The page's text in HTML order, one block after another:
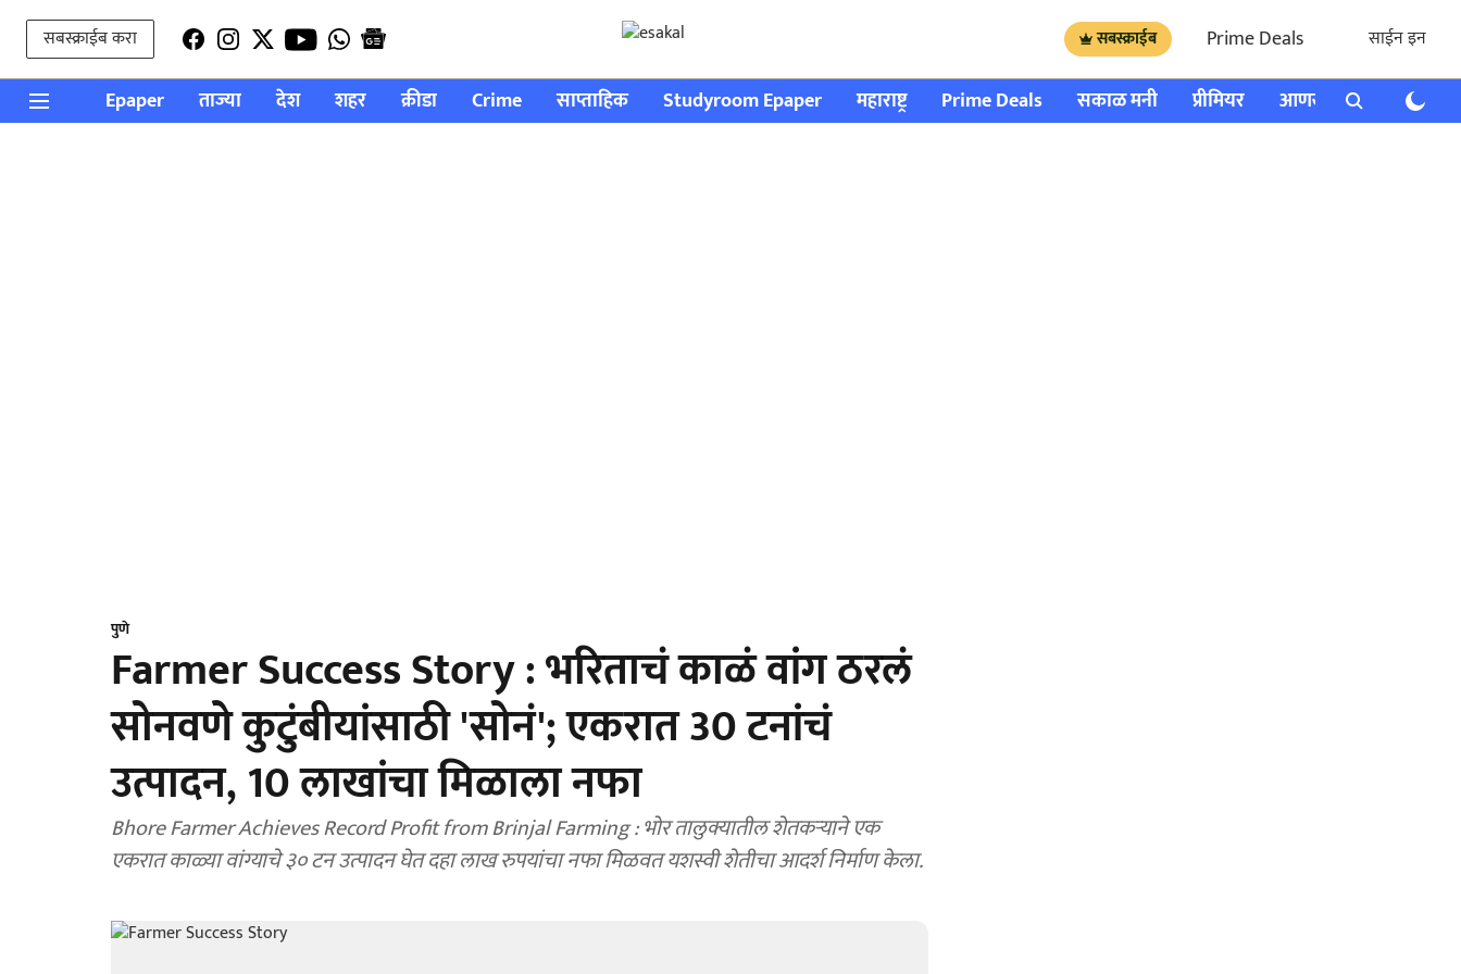
सबस्क्राईब करा सबस्क्राईब Prime Deals साईन इन
Epaper ताज्या देश शहर क्रीडा Crime साप्ताहिक Studyroom Epaper महाराष्ट्र Prime Deals सकाळ मनी प्रीमियर आणखी राशी भविष्य
पुणे
Farmer Success Story : भरिताचं काळं वांग ठरलं
सोनवणे कुटुंबीयांसाठी 'सोनं'; एकरात 30 टनांचं
उत्पादन, 10 लाखांचा मिळाला नफा
Bhore Farmer Achieves Record Profit from Brinjal Farming : भोर तालुक्यातील शेतकऱ्याने एक
एकरात काळ्या वांग्याचे ३० टन उत्पादन घेत दहा लाख रुपयांचा नफा मिळवत यशस्वी शेतीचा आदर्श निर्माण केला.